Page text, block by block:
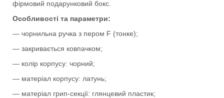
фірмовий подарунковий бокс.
Особливості та параметри:
— чорнильна ручка з пером F (тонке);
— закривається ковпачком;
— колір корпусу: чорний;
— матеріал корпусу: латунь;
— матеріал грип-секції: глянцевий пластик;